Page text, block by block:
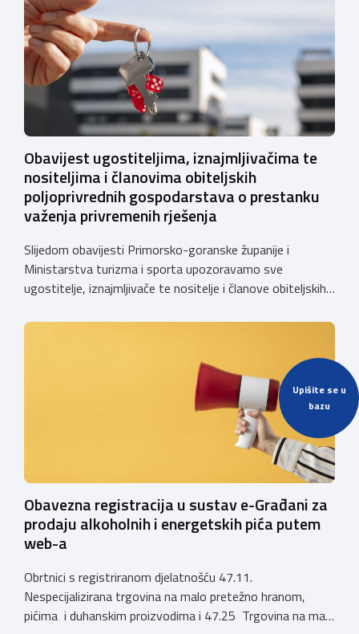
Upišite se u
bazu
Obavijest ugostiteljima, iznajmljivačima te
nositeljima i članovima obiteljskih
poljoprivrednih gospodarstava o prestanku
važenja privremenih rješenja
Slijedom obavijesti Primorsko-goranske županije i
Ministarstva turizma i sporta upozoravamo sve
ugostitelje, iznajmljivače te nositelje i članove obiteljskih
privremenih rješenja izdanih sukladno Zakonu o
1. siječnja 2025. godine više ne mogu podnositi novi
zahtjevi za izdavanje privremenih rješenja, dok već izdana
Obavezna registracija u sustav e-Građani za
prodaju alkoholnih i energetskih pića putem
web-a
Obrtnici s registriranom djelatnošću 47.11.
Nespecijalizirana trgovina na malo pretežno hranom,
pićima i duhanskim proizvodima i 47.25 Trgovina na malo